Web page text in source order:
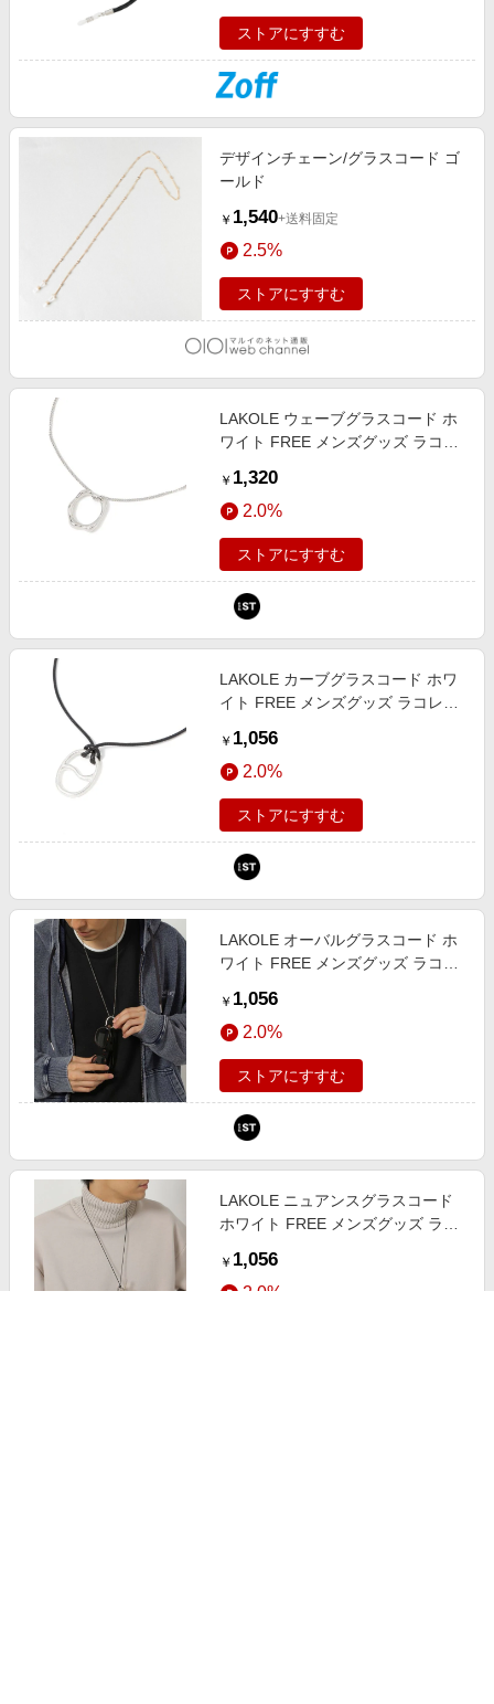
ストアにすすむ
デザインチェーン/グラスコード ゴ
ールド
￥ 1,540+送料固定
2.5%
ストアにすすむ
LAKOLE ウェーブグラスコード ホ
ワイト FREE メンズグッズ ラコレ
（旧ドットエスティ）
￥ 1,320
2.0%
ストアにすすむ
LAKOLE カーブグラスコード ホワ
イト FREE メンズグッズ ラコレ
（旧ドットエスティ）
￥ 1,056
2.0%
ストアにすすむ
LAKOLE オーバルグラスコード ホ
ワイト FREE メンズグッズ ラコレ
（旧ドットエスティ）
￥ 1,056
2.0%
ストアにすすむ
LAKOLE ニュアンスグラスコード
ホワイト FREE メンズグッズ ラコ
（旧ドットエスティ）
￥ 1,056
2.0%